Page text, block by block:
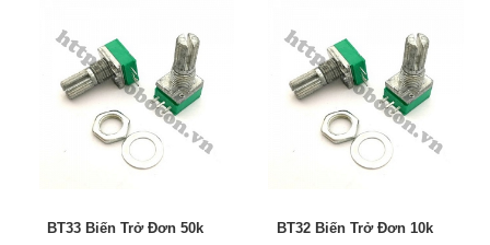
BT33 Biến Trở Đơn 50k BT32 Biến Trở Đơn 10k